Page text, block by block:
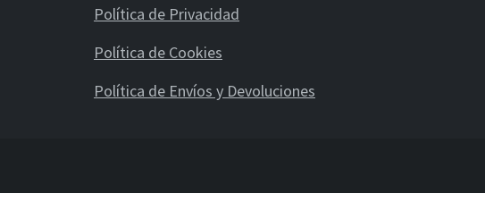
Política de Privacidad
Política de Cookies
Política de Envíos y Devoluciones